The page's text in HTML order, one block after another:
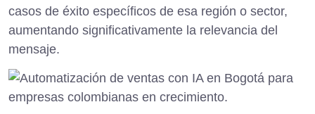
casos de éxito específicos de esa región o sector,
aumentando significativamente la relevancia del
mensaje.